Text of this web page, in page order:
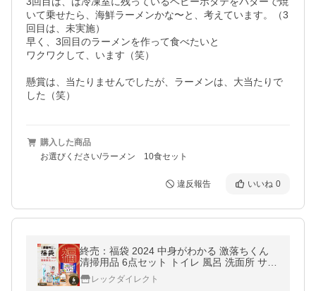
いて乗せたら、海鮮ラーメンかな〜と、考えています。（3
回目は、未実施）
早く、3回目のラーメンを作って食べたいと
ワクワクして、います（笑）
懸賞は、当たりませんでしたが、ラーメンは、大当たりで
購入した商品
お選びください/ラーメン 10食セット
違反報告 いいね 0
終売：福袋 2024 中身がわかる 激落ちくん
清掃用品 6点セット トイレ 風呂 洗面所 サニ
タリー系 洗濯槽クリーナー 黒カビ 曇り止め
レック lec
レックダイレクト